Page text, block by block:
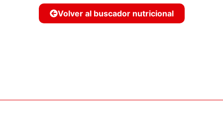
Volver al buscador nutricional